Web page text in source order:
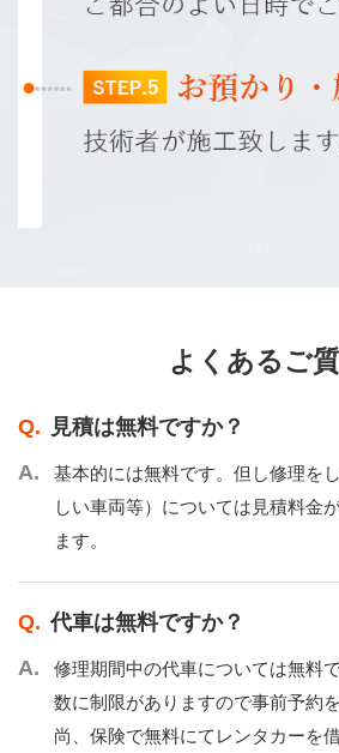
よくあるご
見積は無料ですか？
基本的には無料です。但し修理を
しい車両等）については見積料金
ます。
代車は無料ですか？
修理期間中の代車については無料
数に制限がありますので事前予約
尚、保険で無料にてレンタカーを